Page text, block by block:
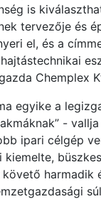
is
tervezője és
el, és a
Chemplex
egyike a
-
ipari célgép
harmadik